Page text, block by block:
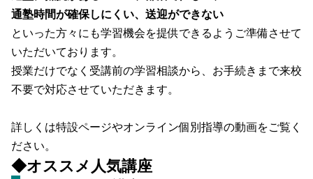
通塾時間が確保しにくい、送迎ができない
といった方々にも学習機会を提供できるようご準備させて
いただいております。
授業だけでなく受講前の学習相談から、お手続きまで来校
不要で対応させていただきます。
詳しくは特設ページやオンライン個別指導の動画をご覧く
ださい。
◆オススメ人気講座